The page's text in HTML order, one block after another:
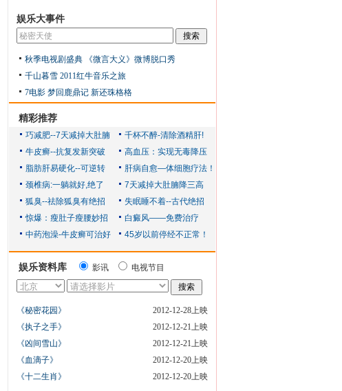
娱乐大事件
秋季电视剧盛典
《微言大义》微博脱口秀
千山暮雪 2011红牛音乐之旅
7电影 梦回鹿鼎记 新还珠格格
精彩推荐
娱乐资料库 影讯 电视节目
《秘密花园》
2012-12-28上映
《执子之手》
2012-12-21上映
《凶间雪山》
2012-12-21上映
《血滴子》
2012-12-20上映
《十二生肖》
2012-12-20上映